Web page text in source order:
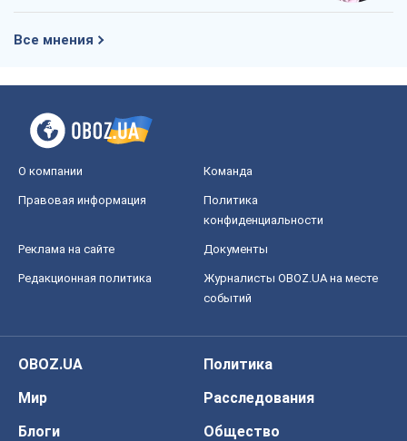
Все мнения
О компании Команда
Правовая информация
Политика
конфиденциальности
Реклама на сайте Документы
Редакционная политика
Журналисты OBOZ.UA на месте
событий
OBOZ.UA
Политика
Мир
Расследования
Блоги
Общество